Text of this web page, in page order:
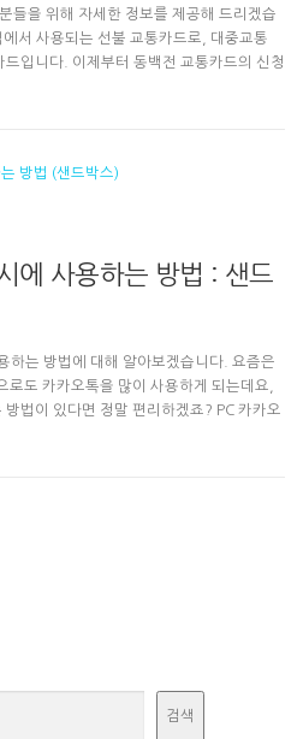
들을 위해 자세한 정보를 제공해 드리겠습
서 사용되는 선불 교통카드로, 대중교통
입니다. 이제부터 동백전 교통카드의 신청
에 사용하는 방법 : 샌드
하는 방법에 대해 알아보겠습니다. 요즘은
로도 카카오톡을 많이 사용하게 되는데요,
법이 있다면 정말 편리하겠죠? PC 카카오
검색